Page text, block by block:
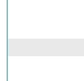
לשימושכם
וכוללות בית